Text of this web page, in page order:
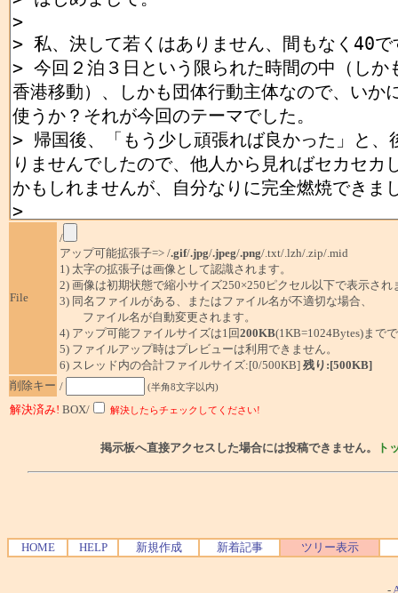
File
/
アップ可能拡張子=> /.gif/.jpg/.jpeg/.png/.txt/.lzh/.zip/.mid
1) 太字の拡張子は画像として認識されます。
2) 画像は初期状態で縮小サイズ250×250ピクセル以下で表示され
3) 同名ファイルがある、またはファイル名が不適切な場合、
ファイル名が自動変更されます。
4) アップ可能ファイルサイズは1回200KB(1KB=1024Bytes)まで
5) ファイルアップ時はプレビューは利用できません。
6) スレッド内の合計ファイルサイズ:[0/500KB] 残り:[500KB]
削除キー / (半角8文字以内)
解決済み! BOX/ 解決したらチェックしてください!
掲示板へ直接アクセスした場合には投稿できません。 ト
HOME HELP 新規作成 新着記事 ツリー表示
-